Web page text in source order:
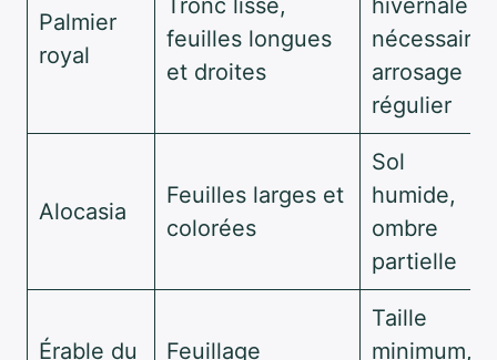
Palmier
royal
feuilles longues
et droites
nécessaire,
arrosage
régulier
Alocasia
Feuilles larges et
colorées
Sol
humide,
ombre
partielle
Érable du
Feuillage
Taille
minimum,